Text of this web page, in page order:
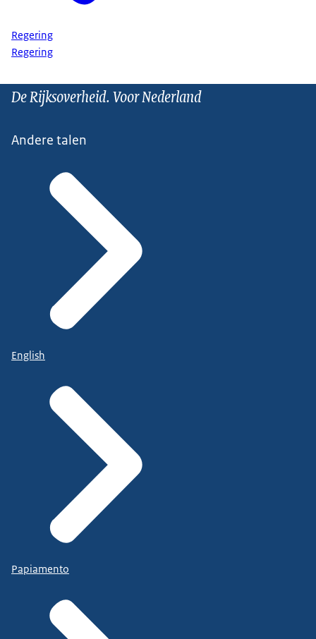
Regering
Regering
De Rijksoverheid. Voor Nederland
Andere talen
English
Papiamento